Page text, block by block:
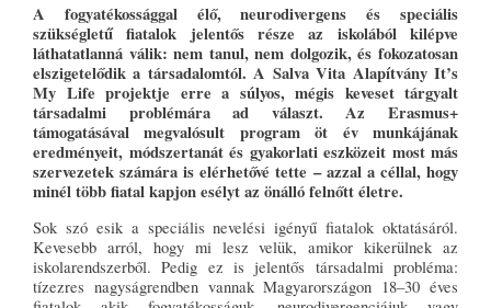
A fogyatékossággal élő, neurodivergens és speciális
szükségletű fiatalok jelentős része az iskolából kilépve
láthatatlanná válik: nem tanul, nem dolgozik, és fokozatosan
elszigetelődik a társadalomtól. A Salva Vita Alapítvány It’s
My Life projektje erre a súlyos, mégis keveset tárgyalt
társadalmi problémára ad választ. Az Erasmus+
támogatásával megvalósult program öt év munkájának
eredményeit, módszertanát és gyakorlati eszközeit most más
szervezetek számára is elérhetővé tette – azzal a céllal, hogy
minél több fiatal kapjon esélyt az önálló felnőtt életre.
Sok szó esik a speciális nevelési igényű fiatalok oktatásáról.
Kevesebb arról, hogy mi lesz velük, amikor kikerülnek az
iskolarendszerből. Pedig ez is jelentős társadalmi probléma:
tízezres nagyságrendben vannak Magyarországon 18–30 éves